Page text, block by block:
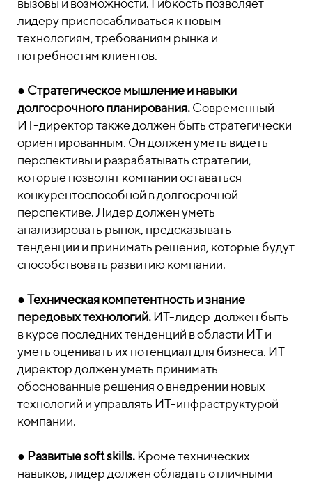
вызовы и возможности. Гибкость позволяет
лидеру приспосабливаться к новым
технологиям, требованиям рынка и
потребностям клиентов.
● Стратегическое мышление и навыки
долгосрочного планирования.Современный
ИТ-директор также должен быть стратегически
ориентированным. Он должен уметь видеть
перспективы и разрабатывать стратегии,
которые позволят компании оставаться
конкурентоспособной в долгосрочной
перспективе. Лидер должен уметь
анализировать рынок, предсказывать
тенденции и принимать решения, которые будут
способствовать развитию компании.
●Техническая компетентность и знание
передовых технологий.ИТ-лидер должен быть
в курсе последних тенденций в области ИТ и
уметь оценивать их потенциал для бизнеса. ИТ-
директор должен уметь принимать
обоснованные решения о внедрении новых
технологий и управлять ИТ-инфраструктурой
компании.
● Развитые soft skills.Кроме технических
навыков, лидер должен обладать отличными